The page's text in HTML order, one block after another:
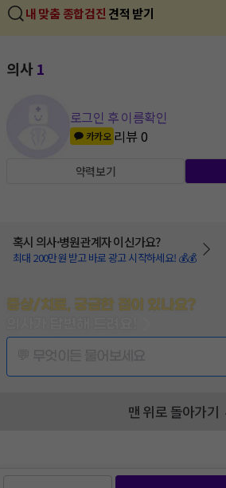
내 맞춤 종합검진 견적 받기
의사1
로그인 후 이름확인
카카오 리뷰0
약력보기
혹시 의사·병원관계자 이신가요?
최대 200만원 받고 바로 광고 시작하세요! 💰💰
증상/치료, 궁금한 점이 있나요?
맨 위로 돌아가기